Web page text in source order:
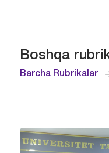
Boshqa
Barcha Rubrikalar